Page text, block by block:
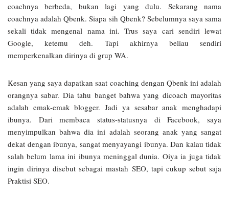
coachnya berbeda, bukan lagi yang dulu. Sekarang nama
coachnya adalah Qbenk. Siapa sih Qbenk? Sebelumnya saya sama
sekali tidak mengenal nama ini. Trus saya cari sendiri lewat
Google, ketemu deh. Tapi akhirnya beliau sendiri
memperkenalkan dirinya di grup WA.
Kesan yang saya dapatkan saat coaching dengan Qbenk ini adalah
orangnya sabar. Dia tahu banget bahwa yang dicoach mayoritas
adalah emak-emak blogger. Jadi ya sesabar anak menghadapi
ibunya. Dari membaca status-statusnya di Facebook, saya
menyimpulkan bahwa dia ini adalah seorang anak yang sangat
dekat dengan ibunya, sangat menyayangi ibunya. Dan kalau tidak
salah belum lama ini ibunya meninggal dunia. Oiya ia juga tidak
ingin dirinya disebut sebagai mastah SEO, tapi cukup sebut saja
Praktisi SEO.